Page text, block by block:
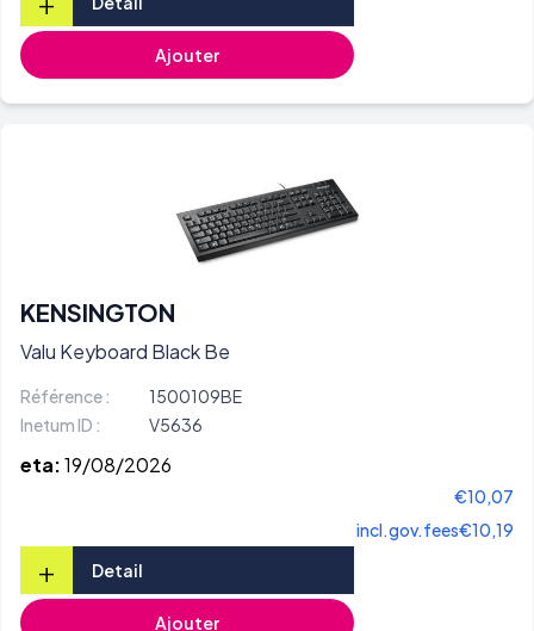
Ajouter
KENSINGTON
Valu Keyboard Black Be
Référence :
1500109BE
Inetum ID :
V5636
eta:19/08/2026
€10,07
incl.gov.fees€10,19
+ Detail
Ajouter